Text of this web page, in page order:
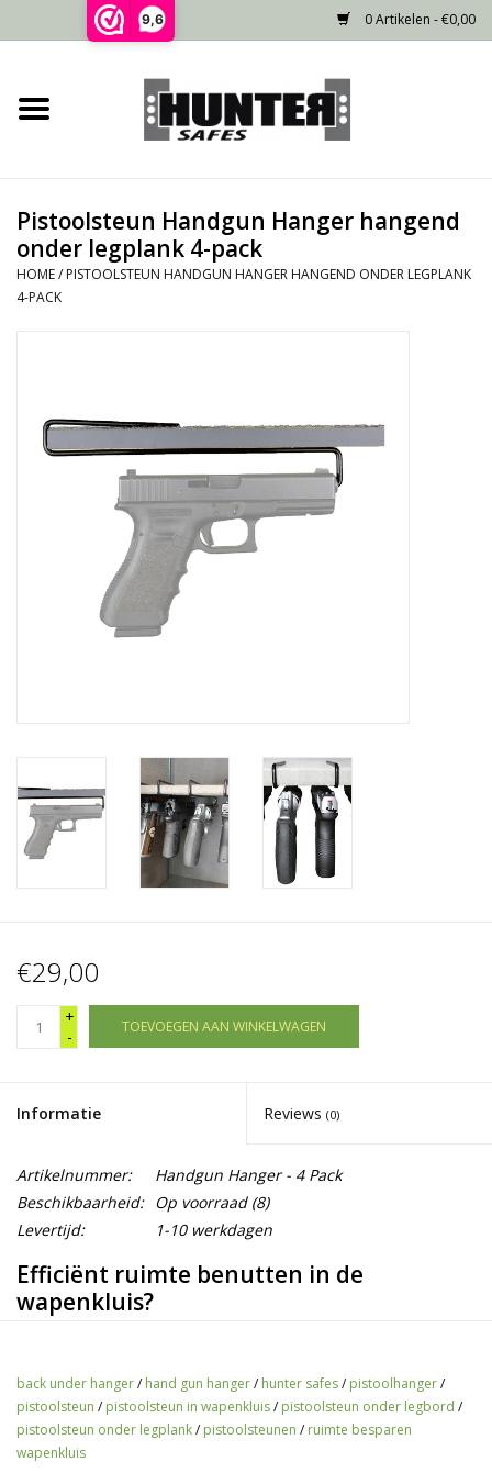
9,6 0 Artikelen - €0,00
Home
Gecertificeerd
Niet gecertificeerd
Recente projecten
Pistoolsteun Handgun Hanger hangend
onder legplank 4-pack
HOME/ PISTOOLSTEUN HANDGUN HANGER HANGEND ONDER LEGPLANK
4-PACK
€29,00
+
-
TOEVOEGEN AAN WINKELWAGEN
Informatie Reviews (0)
Artikelnummer:
Handgun Hanger - 4 Pack
Beschikbaarheid: Op voorraad(8)
Levertijd:
1-10 werkdagen
Efficiënt ruimte benutten in de
wapenkluis?
legplank. Vervolgens schuif je het pistool op deze steun.
De voordelen zijn:
Geschikt voor minimaal .22 kaliber;
back under hanger/ hand gun hanger/ hunter safes/ pistoolhanger/
pistoolsteun / pistoolsteun in wapenkluis/ pistoolsteun onder legbord /
pistoolsteun onder legplank/ pistoolsteunen / ruimte besparen
wapenkluis